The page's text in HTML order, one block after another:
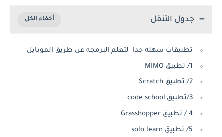
جدول التنقل
تطبيقات سهله جدا لتعلم البرمجه عن طريق الموبايل
1/ تطبيق MIMO
2/ تطبيق Scratch
3/تطبيق code school
4 / تطبيق Grasshopper
5/ تطبيق solo learn